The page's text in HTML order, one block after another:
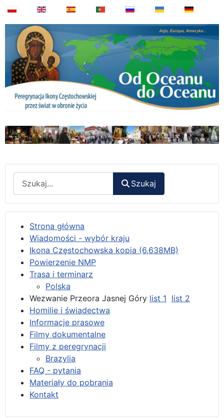
Szukaj
Strona główna
Wiadomości - wybór kraju
Ikona Częstochowska kopia (6,638MB)
Powierzenie NMP
Trasa i terminarz
Polska
Wezwanie Przeora Jasnej Góry list 1 list 2
Homilie i świadectwa
Informacje prasowe
Filmy dokumentalne
Filmy z peregrynacji
Brazylia
FAQ - pytania
Materiały do pobrania
Kontakt